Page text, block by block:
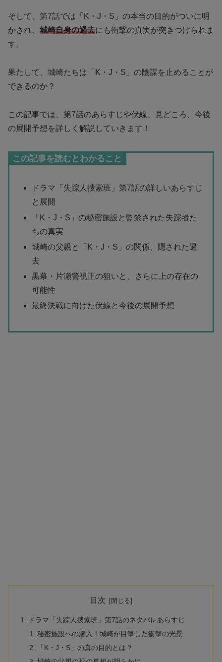
そして、第7話では「K・J・S」の本当の目的がついに明
かされ、 城崎自身の過去にも衝撃の真実が突きつけられま
す。
果たして、城崎たちは「K・J・S」の陰謀を止めることが
できるのか？
この記事では、第7話のあらすじや伏線、見どころ、今後
の展開予想を詳しく解説していきます！
この記事を読むとわかること
ドラマ「失踪人捜索班」第7話の詳しいあらすじ
と展開
「K・J・S」の秘密施設と監禁された失踪者た
ちの真実
城崎の父親と「K・J・S」の関係、隠された過
去
黒幕・片瀬警視正の狙いと、さらに上の存在の
可能性
最終決戦に向けた伏線と今後の展開予想
目次
ドラマ「失踪人捜索班」第7話のネタバレあらすじ
秘密施設への潜入！城崎が目撃した衝撃の光景
「K・J・S」の真の目的とは？